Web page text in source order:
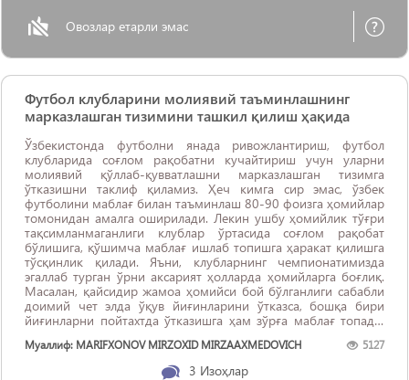
Овозлар етарли эмас
Футбол клубларини молиявий таъминлашнинг
марказлашган тизимини ташкил қилиш ҳақида
Ўзбекистонда футболни янада ривожлантириш, футбол
клубларида соғлом рақобатни кучайтириш учун уларни
молиявий қўллаб-қувватлашни марказлашган тизимга
ўтказишни таклиф қиламиз. Ҳеч кимга сир эмас, ўзбек
футболини маблағ билан таъминлаш 80-90 фоизга ҳомийлар
томонидан амалга оширилади. Лекин ушбу ҳомийлик тўғри
тақсимланмаганлиги клублар ўртасида соғлом рақобат
бўлишига, қўшимча маблағ ишлаб топишга ҳаракат қилишга
тўсқинлик қилади. Яъни, клубларнинг чемпионатимизда
эгаллаб турган ўрни аксарият ҳолларда ҳомийларга боғлиқ.
Масалан, қайсидир жамоа ҳомийси бой бўлганлиги сабабли
доимий чет элда ўқув йиғинларини ўтказса, бошқа бири
йиғинларни пойтахтда ўтказишга ҳам зўрға маблағ топади.
...
Муаллиф: MARIFXONOV MIRZOXID MIRZAAXMEDOVICH 5127
3 Изоҳлар